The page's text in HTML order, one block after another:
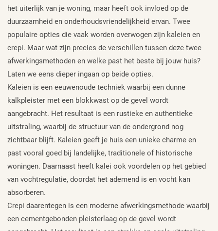
het uiterlijk van je woning, maar heeft ook invloed op de
duurzaamheid en onderhoudsvriendelijkheid ervan. Twee
populaire opties die vaak worden overwogen zijn kaleien en
crepi. Maar wat zijn precies de verschillen tussen deze twee
afwerkingsmethoden en welke past het beste bij jouw huis?
Laten we eens dieper ingaan op beide opties.
Kaleien is een eeuwenoude techniek waarbij een dunne
kalkpleister met een blokkwast op de gevel wordt
aangebracht. Het resultaat is een rustieke en authentieke
uitstraling, waarbij de structuur van de ondergrond nog
zichtbaar blijft. Kaleien geeft je huis een unieke charme en
past vooral goed bij landelijke, traditionele of historische
woningen. Daarnaast heeft kalei ook voordelen op het gebied
van vochtregulatie, doordat het ademend is en vocht kan
absorberen.
Crepi daarentegen is een moderne afwerkingsmethode waarbij
een cementgebonden pleisterlaag op de gevel wordt